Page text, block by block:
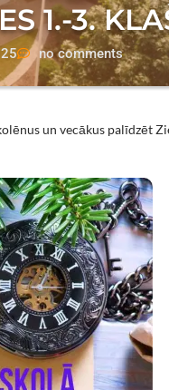
1.-3.
no comments
un vecākus palīdzēt